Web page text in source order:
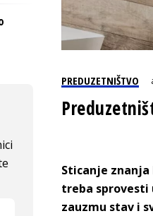
PREDUZETNIŠTVO
Sticanje
treba sprovesti
zauzmu stav i